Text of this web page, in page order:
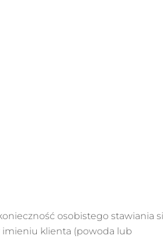
osobistego stawiania
imieniu klienta (powoda lub